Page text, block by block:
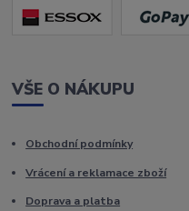
VŠE O NÁKUPU
Obchodní podmínky
Vrácení a reklamace zboží
Doprava a platba